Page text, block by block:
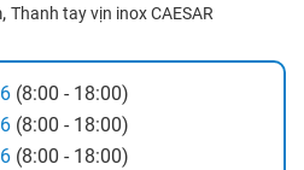
, Thanh tay vịn inox CAESAR
(8:00 - 18:00)
(8:00 - 18:00)
(8:00 - 18:00)